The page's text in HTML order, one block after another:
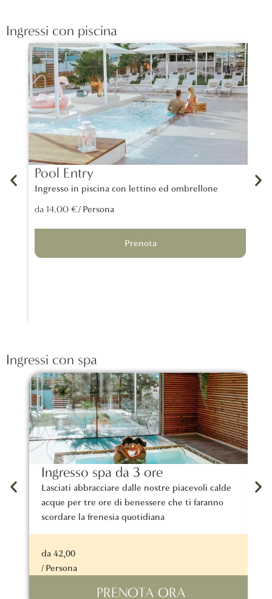
Ingressi con piscina
Pool Entry
Ingresso in piscina con lettino ed ombrellone
da 14,00 €/ Persona
Prenota
Un
Ingressi con spa
Ingresso spa da 3 ore
Lasciati abbracciare dalle nostre piacevoli calde
acque per tre ore di benessere che ti faranno
scordare la frenesia quotidiana
da 42,00
/ Persona
PRENOTA ORA